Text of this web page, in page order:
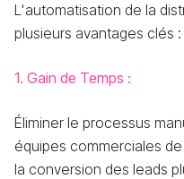
L'automatisation de la
plusieurs avantages clés :
1. Gain de Temps :
Éliminer le processus
équipes commerciales
la conversion des leads